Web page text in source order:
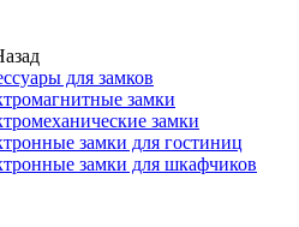
для замков
замки
замки
замки для гостиниц
замки для шкафчиков